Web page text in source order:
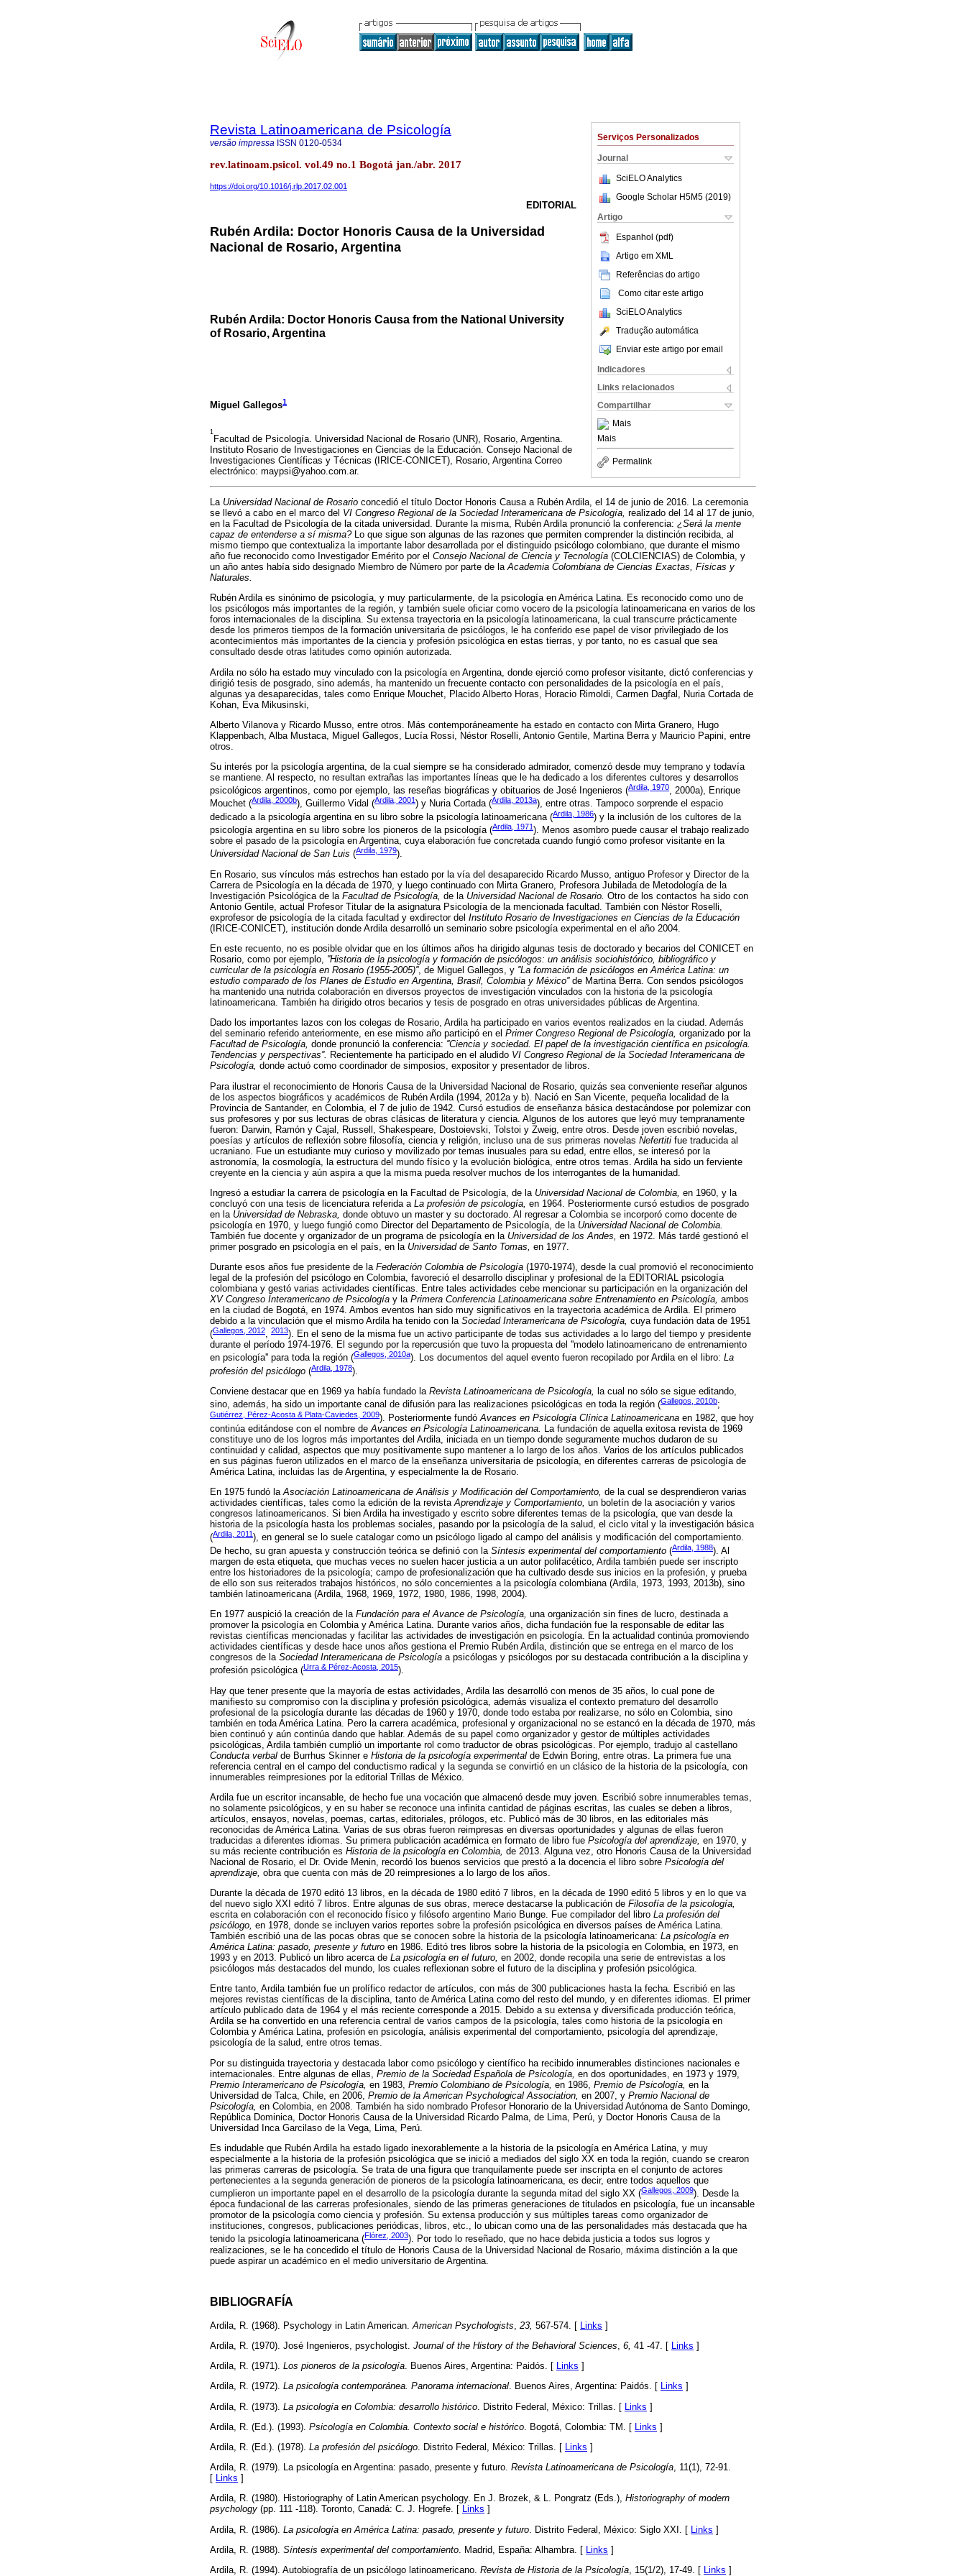
Serviços Personalizados
Journal
SciELO Analytics
Google Scholar H5M5 (2019)
Artigo
Espanhol (pdf)
Artigo em XML
Referências do artigo
Como citar este artigo
SciELO Analytics
Tradução automática
Enviar este artigo por email
Indicadores
Links relacionados
Compartilhar
Mais
Mais
Permalink
Revista Latinoamericana de Psicología
versão impressa ISSN 0120-0534
rev.latinoam.psicol. vol.49 no.1 Bogotá jan./abr. 2017
https://doi.org/10.1016/j.rlp.2017.02.001
EDITORIAL
Rubén Ardila: Doctor Honoris Causa de la Universidad
Nacional de Rosario, Argentina
Rubén Ardila: Doctor Honoris Causa from the National University
of Rosario, Argentina
Miguel Gallegos1
1
Facultad de Psicología. Universidad Nacional de Rosario (UNR), Rosario, Argentina.
Instituto Rosario de Investigaciones en Ciencias de la Educación. Consejo Nacional de
Investigaciones Científicas y Técnicas (IRICE-CONICET), Rosario, Argentina Correo
electrónico: maypsi@yahoo.com.ar.
La Universidad Nacional de Rosario concedió el título Doctor Honoris Causa a Rubén Ardila, el 14 de junio de 2016. La ceremonia
se llevó a cabo en el marco del VI Congreso Regional de la Sociedad Interamericana de Psicología, realizado del 14 al 17 de junio,
en la Facultad de Psicología de la citada universidad. Durante la misma, Rubén Ardila pronunció la conferencia: ¿Será la mente
capaz de entenderse a sí misma?Lo que sigue son algunas de las razones que permiten comprender la distinción recibida, al
mismo tiempo que contextualiza la importante labor desarrollada por el distinguido psicólogo colombiano, que durante el mismo
año fue reconocido como Investigador Emérito por el Consejo Nacional de Ciencia y Tecnología (COLCIENCIAS) de Colombia, y
un año antes había sido designado Miembro de Número por parte de laAcademia Colombiana de Ciencias Exactas, Físicas y
Naturales.
Rubén Ardila es sinónimo de psicología, y muy particularmente, de la psicología en América Latina. Es reconocido como uno de
los psicólogos más importantes de la región, y también suele oficiar como vocero de la psicología latinoamericana en varios de los
foros internacionales de la disciplina. Su extensa trayectoria en la psicología latinoamericana, la cual transcurre prácticamente
desde los primeros tiempos de la formación universitaria de psicólogos, le ha conferido ese papel de visor privilegiado de los
acontecimientos más importantes de la ciencia y profesión psicológica en estas tierras, y por tanto, no es casual que sea
consultado desde otras latitudes como opinión autorizada.
Ardila no sólo ha estado muy vinculado con la psicología en Argentina, donde ejerció como profesor visitante, dictó conferencias y
dirigió tesis de posgrado, sino además, ha mantenido un frecuente contacto con personalidades de la psicología en el país,
algunas ya desaparecidas, tales como Enrique Mouchet, Placido Alberto Horas, Horacio Rimoldi, Carmen Dagfal, Nuria Cortada de
Kohan, Eva Mikusinski,
Alberto Vilanova y Ricardo Musso, entre otros. Más contemporáneamente ha estado en contacto con Mirta Granero, Hugo
Klappenbach, Alba Mustaca, Miguel Gallegos, Lucía Rossi, Néstor Roselli, Antonio Gentile, Martina Berra y Mauricio Papini, entre
otros.
Su interés por la psicología argentina, de la cual siempre se ha considerado admirador, comenzó desde muy temprano y todavía
se mantiene. Al respecto, no resultan extrañas las importantes líneas que le ha dedicado a los diferentes cultores y desarrollos
psicológicos argentinos, como por ejemplo, las reseñas biográficas y obituarios de José Ingenieros (Ardila, 1970, 2000a), Enrique
Mouchet (Ardila, 2000b), Guillermo Vidal (Ardila, 2001 ) y Nuria Cortada (Ardila, 2013a), entre otras. Tampoco sorprende el espacio
dedicado a la psicología argentina en su libro sobre la psicología latinoamericana (Ardila, 1986) y la inclusión de los cultores de la
psicología argentina en su libro sobre los pioneros de la psicología (Ardila, 1971). Menos asombro puede causar el trabajo realizado
sobre el pasado de la psicología en Argentina, cuya elaboración fue concretada cuando fungió como profesor visitante en la
Universidad Nacional de San Luis (Ardila, 1979).
En Rosario, sus vínculos más estrechos han estado por la vía del desaparecido Ricardo Musso, antiguo Profesor y Director de la
Carrera de Psicología en la década de 1970, y luego continuado con Mirta Granero, Profesora Jubilada de Metodología de la
Investigación Psicológica de la Facultad de Psicología, de la Universidad Nacional de Rosario. Otro de los contactos ha sido con
Antonio Gentile, actual Profesor Titular de la asignatura Psicología de la mencionada facultad. También con Néstor Roselli,
exprofesor de psicología de la citada facultad y exdirector del Instituto Rosario de Investigaciones en Ciencias de la Educación
(IRICE-CONICET), institución donde Ardila desarrolló un seminario sobre psicología experimental en el año 2004.
En este recuento, no es posible olvidar que en los últimos años ha dirigido algunas tesis de doctorado y becarios del CONICET en
Rosario, como por ejemplo, ''Historia de la psicología y formación de psicólogos: un análisis sociohistórico, bibliográfico y
curricular de la psicología en Rosario (1955-2005)'', de Miguel Gallegos, y ''La formación de psicólogos en América Latina: un
estudio comparado de los Planes de Estudio en Argentina, Brasil, Colombia y México''de Martina Berra. Con sendos psicólogos
ha mantenido una nutrida colaboración en diversos proyectos de investigación vinculados con la historia de la psicología
latinoamericana. También ha dirigido otros becarios y tesis de posgrado en otras universidades públicas de Argentina.
Dado los importantes lazos con los colegas de Rosario, Ardila ha participado en varios eventos realizados en la ciudad. Además
del seminario referido anteriormente, en ese mismo año participó en el Primer Congreso Regional de Psicología, organizado por la
Facultad de Psicología, donde pronunció la conferencia: ''Ciencia y sociedad. El papel de la investigación científica en psicología.
Tendencias y perspectivas''. Recientemente ha participado en el aludido VI Congreso Regional de la Sociedad Interamericana de
Psicología, donde actuó como coordinador de simposios, expositor y presentador de libros.
Para ilustrar el reconocimiento de Honoris Causa de la Universidad Nacional de Rosario, quizás sea conveniente reseñar algunos
de los aspectos biográficos y académicos de Rubén Ardila (1994, 2012a y b). Nació en San Vicente, pequeña localidad de la
Provincia de Santander, en Colombia, el 7 de julio de 1942. Cursó estudios de enseñanza básica destacándose por polemizar con
sus profesores y por sus lecturas de obras clásicas de literatura y ciencia. Algunos de los autores que leyó muy tempranamente
fueron: Darwin, Ramón y Cajal, Russell, Shakespeare, Dostoievski, Tolstoi y Zweig, entre otros. Desde joven escribió novelas,
poesías y artículos de reflexión sobre filosofía, ciencia y religión, incluso una de sus primeras novelas Nefertiti fue traducida al
ucraniano. Fue un estudiante muy curioso y movilizado por temas inusuales para su edad, entre ellos, se interesó por la
astronomía, la cosmología, la estructura del mundo físico y la evolución biológica, entre otros temas. Ardila ha sido un ferviente
creyente en la ciencia y aún aspira a que la misma pueda resolver muchos de los interrogantes de la humanidad.
Ingresó a estudiar la carrera de psicología en la Facultad de Psicología, de la Universidad Nacional de Colombia, en 1960, y la
concluyó con una tesis de licenciatura referida a La profesión de psicología, en 1964. Posteriormente cursó estudios de posgrado
en la Universidad de Nebraska, donde obtuvo un master y su doctorado. Al regresar a Colombia se incorporó como docente de
psicología en 1970, y luego fungió como Director del Departamento de Psicología, de la Universidad Nacional de Colombia.
También fue docente y organizador de un programa de psicología en la Universidad de los Andes, en 1972. Más tardé gestionó el
primer posgrado en psicología en el país, en la Universidad de Santo Tomas, en 1977.
Durante esos años fue presidente de la Federación Colombia de Psicología (1970-1974), desde la cual promovió el reconocimiento
legal de la profesión del psicólogo en Colombia, favoreció el desarrollo disciplinar y profesional de la EDITORIAL psicología
colombiana y gestó varias actividades científicas. Entre tales actividades cebe mencionar su participación en la organización del
XV Congreso Interamericano de Psicología y la Primera Conferencia Latinoamericana sobre Entrenamiento en Psicología, ambos
en la ciudad de Bogotá, en 1974. Ambos eventos han sido muy significativos en la trayectoria académica de Ardila. El primero
debido a la vinculación que el mismo Ardila ha tenido con la Sociedad Interamericana de Psicología, cuya fundación data de 1951
(Gallegos, 2012, 2013). En el seno de la misma fue un activo participante de todas sus actividades a lo largo del tiempo y presidente
durante el período 1974-1976. El segundo por la repercusión que tuvo la propuesta del ''modelo latinoamericano de entrenamiento
en psicología'' para toda la región (Gallegos, 2010a). Los documentos del aquel evento fueron recopilado por Ardila en el libro: La
profesión del psicólogo (Ardila, 1978).
Conviene destacar que en 1969 ya había fundado la Revista Latinoamericana de Psicología, la cual no sólo se sigue editando,
sino, además, ha sido un importante canal de difusión para las realizaciones psicológicas en toda la región (Gallegos, 2010b;
Gutiérrez, Pérez-Acosta & Plata-Caviedes, 2009). Posteriormente fundóAvances en Psicología Clínica Latinoamericana en 1982, que hoy
continúa editándose con el nombre deAvances en Psicología Latinoamericana. La fundación de aquella exitosa revista de 1969
constituye uno de los logros más importantes del Ardila, iniciada en un tiempo donde seguramente muchos dudaron de su
continuidad y calidad, aspectos que muy positivamente supo mantener a lo largo de los años. Varios de los artículos publicados
en sus páginas fueron utilizados en el marco de la enseñanza universitaria de psicología, en diferentes carreras de psicología de
América Latina, incluidas las de Argentina, y especialmente la de Rosario.
En 1975 fundó laAsociación Latinoamericana de Análisis y Modificación del Comportamiento, de la cual se desprendieron varias
actividades científicas, tales como la edición de la revistaAprendizaje y Comportamiento, un boletín de la asociación y varios
congresos latinoamericanos. Si bien Ardila ha investigado y escrito sobre diferentes temas de la psicología, que van desde la
historia de la psicología hasta los problemas sociales, pasando por la psicología de la salud, el ciclo vital y la investigación básica
(Ardila, 2011 ), en general se lo suele catalogar como un psicólogo ligado al campo del análisis y modificación del comportamiento.
De hecho, su gran apuesta y construcción teórica se definió con la Síntesis experimental del comportamiento (Ardila, 1988). Al
margen de esta etiqueta, que muchas veces no suelen hacer justicia a un autor polifacético, Ardila también puede ser inscripto
entre los historiadores de la psicología; campo de profesionalización que ha cultivado desde sus inicios en la profesión, y prueba
de ello son sus reiterados trabajos históricos, no sólo concernientes a la psicología colombiana (Ardila, 1973, 1993, 2013b), sino
también latinoamericana (Ardila, 1968, 1969, 1972, 1980, 1986, 1998, 2004).
En 1977 auspició la creación de la Fundación para el Avance de Psicología, una organización sin fines de lucro, destinada a
promover la psicología en Colombia y América Latina. Durante varios años, dicha fundación fue la responsable de editar las
revistas científicas mencionadas y facilitar las actividades de investigación en psicología. En la actualidad continúa promoviendo
actividades científicas y desde hace unos años gestiona el Premio Rubén Ardila, distinción que se entrega en el marco de los
congresos de la Sociedad Interamericana de Psicología a psicólogas y psicólogos por su destacada contribución a la disciplina y
profesión psicológica (Urra & Pérez-Acosta, 2015).
Hay que tener presente que la mayoría de estas actividades, Ardila las desarrolló con menos de 35 años, lo cual pone de
manifiesto su compromiso con la disciplina y profesión psicológica, además visualiza el contexto prematuro del desarrollo
profesional de la psicología durante las décadas de 1960 y 1970, donde todo estaba por realizarse, no sólo en Colombia, sino
también en toda América Latina. Pero la carrera académica, profesional y organizacional no se estancó en la década de 1970, más
bien continuó y aún continúa dando que hablar. Además de su papel como organizador y gestor de múltiples actividades
psicológicas, Ardila también cumplió un importante rol como traductor de obras psicológicas. Por ejemplo, tradujo al castellano
Conducta verbal de Burrhus Skinner e Historia de la psicología experimental de Edwin Boring, entre otras. La primera fue una
referencia central en el campo del conductismo radical y la segunda se convirtió en un clásico de la historia de la psicología, con
innumerables reimpresiones por la editorial Trillas de México.
Ardila fue un escritor incansable, de hecho fue una vocación que almacenó desde muy joven. Escribió sobre innumerables temas,
no solamente psicológicos, y en su haber se reconoce una infinita cantidad de páginas escritas, las cuales se deben a libros,
artículos, ensayos, novelas, poemas, cartas, editoriales, prólogos, etc. Publicó más de 30 libros, en las editoriales más
reconocidas de América Latina. Varias de sus obras fueron reimpresas en diversas oportunidades y algunas de ellas fueron
traducidas a diferentes idiomas. Su primera publicación académica en formato de libro fue Psicología del aprendizaje, en 1970, y
su más reciente contribución es Historia de la psicología en Colombia, de 2013. Alguna vez, otro Honoris Causa de la Universidad
Nacional de Rosario, el Dr. Ovide Menin, recordó los buenos servicios que prestó a la docencia el libro sobre Psicología del
aprendizaje, obra que cuenta con más de 20 reimpresiones a lo largo de los años.
Durante la década de 1970 editó 13 libros, en la década de 1980 editó 7 libros, en la década de 1990 editó 5 libros y en lo que va
del nuevo siglo XXI editó 7 libros. Entre algunas de sus obras, merece destacarse la publicación de Filosofía de la psicología,
escrita en colaboración con el reconocido físico y filósofo argentino Mario Bunge. Fue compilador del libro La profesión del
psicólogo, en 1978, donde se incluyen varios reportes sobre la profesión psicológica en diversos países de América Latina.
También escribió una de las pocas obras que se conocen sobre la historia de la psicología latinoamericana: La psicología en
América Latina: pasado, presente y futuro en 1986. Editó tres libros sobre la historia de la psicología en Colombia, en 1973, en
1993 y en 2013. Publicó un libro acerca de La psicología en el futuro, en 2002, donde recopila una serie de entrevistas a los
psicólogos más destacados del mundo, los cuales reflexionan sobre el futuro de la disciplina y profesión psicológica.
Entre tanto, Ardila también fue un prolífico redactor de artículos, con más de 300 publicaciones hasta la fecha. Escribió en las
mejores revistas científicas de la disciplina, tanto de América Latina como del resto del mundo, y en diferentes idiomas. El primer
artículo publicado data de 1964 y el más reciente corresponde a 2015. Debido a su extensa y diversificada producción teórica,
Ardila se ha convertido en una referencia central de varios campos de la psicología, tales como historia de la psicología en
Colombia y América Latina, profesión en psicología, análisis experimental del comportamiento, psicología del aprendizaje,
psicología de la salud, entre otros temas.
Por su distinguida trayectoria y destacada labor como psicólogo y científico ha recibido innumerables distinciones nacionales e
internacionales. Entre algunas de ellas, Premio de la Sociedad Española de Psicología, en dos oportunidades, en 1973 y 1979,
Premio Interamericano de Psicología, en 1983, Premio Colombiano de Psicología, en 1986, Premio de Psicología, en la
Universidad de Talca, Chile, en 2006, Premio de la American Psychological Association, en 2007, y Premio Nacional de
Psicología, en Colombia, en 2008. También ha sido nombrado Profesor Honorario de la Universidad Autónoma de Santo Domingo,
República Dominica, Doctor Honoris Causa de la Universidad Ricardo Palma, de Lima, Perú, y Doctor Honoris Causa de la
Universidad Inca Garcilaso de la Vega, Lima, Perú.
Es indudable que Rubén Ardila ha estado ligado inexorablemente a la historia de la psicología en América Latina, y muy
especialmente a la historia de la profesión psicológica que se inició a mediados del siglo XX en toda la región, cuando se crearon
las primeras carreras de psicología. Se trata de una figura que tranquilamente puede ser inscripta en el conjunto de actores
pertenecientes a la segunda generación de pioneros de la psicología latinoamericana, es decir, entre todos aquellos que
cumplieron un importante papel en el desarrollo de la psicología durante la segunda mitad del siglo XX (Gallegos, 2009). Desde la
época fundacional de las carreras profesionales, siendo de las primeras generaciones de titulados en psicología, fue un incansable
promotor de la psicología como ciencia y profesión. Su extensa producción y sus múltiples tareas como organizador de
instituciones, congresos, publicaciones periódicas, libros, etc., lo ubican como una de las personalidades más destacada que ha
tenido la psicología latinoamericana (Flórez, 2003). Por todo lo reseñado, que no hace debida justicia a todos sus logros y
realizaciones, se le ha concedido el título de Honoris Causa de la Universidad Nacional de Rosario, máxima distinción a la que
puede aspirar un académico en el medio universitario de Argentina.
BIBLIOGRAFÍA
Ardila, R. (1968). Psychology in Latin American. American Psychologists 23, 567-574. [ Links ]
Ardila, R. (1970). José Ingenieros, psychologist. Journal of the History of the Behavioral Sciences, 6, 41 -47. [ Links ]
Ardila, R. (1971). Los pioneros de la psicología. Buenos Aires, Argentina: Paidós. [ Links ]
Ardila, R. (1972). La psicología contemporánea. Panorama internacional. Buenos Aires, Argentina: Paidós. [ Links ]
Ardila, R. (1973). La psicología en Colombia: desarrollo histórico . Distrito Federal, México: Trillas. [ Links ]
Ardila, R. (Ed.). (1993). Psicología en Colombia. Contexto social e histórico . Bogotá, Colombia: TM. [ Links ]
Ardila, R. (Ed.). (1978). La profesión del psicólogo. Distrito Federal, México: Trillas. [ Links ]
Ardila, R. (1979). La psicología en Argentina: pasado, presente y futuro. Revista Latinoamericana de Psicología, 11(1), 72-91.
[ Links ]
Ardila, R. (1980). Historiography of Latin American psychology. En J. Brozek, & L. Pongratz (Eds.), Historiography of modern
psychology (pp. 111 -118). Toronto, Canadá: C. J. Hogrefe. [ Links ]
Ardila, R. (1986). La psicología en América Latina: pasado, presente y futuro . Distrito Federal, México: Siglo XXI. [ Links ]
Ardila, R. (1988). Síntesis experimental del comportamiento . Madrid, España: Alhambra. [ Links ]
Ardila, R. (1994). Autobiografía de un psicólogo latinoamericano. Revista de Historia de la Psicología , 15(1/2), 17-49. [ Links ]